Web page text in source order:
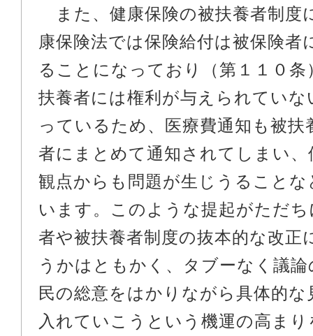
また、健康保険の被扶養者制度
康保険法では保険給付は被保険者
ることになっており（第１１０条
扶養者には権利が与えられてい
っているため、医療費通知も被扶
者にまとめて通知されてしまい、
観点からも問題が生じうること
います。このような提起がただ
者や被扶養者制度の抜本的な改正
うかはともかく、タブーなく議
民の総意をはかりながら具体的な
入れていこうという機運の高ま